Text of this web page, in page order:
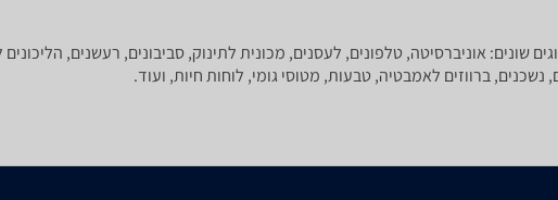
שונים: אוניברסיטה, טלפונים, לעסנים, מכונית לתינוק, סביבונים, רעשנים,
נשכנים, ברווזים לאמבטיה, טבעות, מטוסי גומי, לוחות חיות, ועוד.